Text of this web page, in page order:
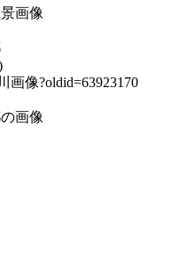
景画像
画像?oldid=63923170
の画像